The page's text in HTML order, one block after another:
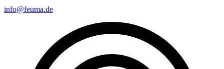
info@feuma.de